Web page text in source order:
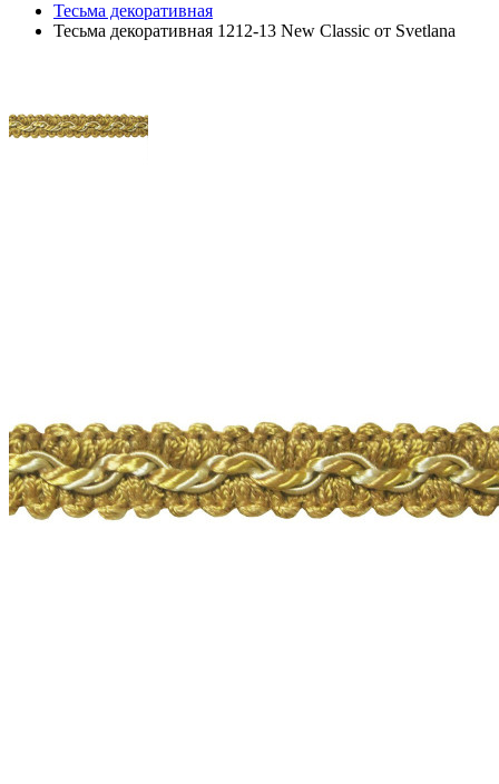
Тесьма декоративная
Тесьма декоративная 1212-13 New Classic от Svetlana